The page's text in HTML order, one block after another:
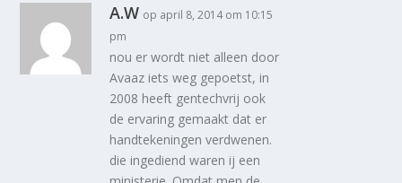
A.W op april 8, 2014 om 10:15
pm
nou er wordt niet alleen door
Avaaz iets weg gepoetst, in
2008 heeft gentechvrij ook
de ervaring gemaakt dat er
handtekeningen verdwenen.
die ingediend waren ij een